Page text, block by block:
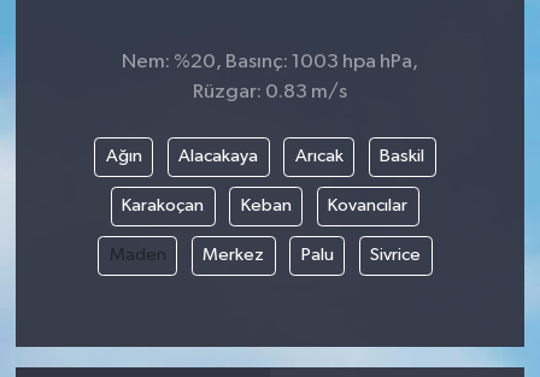
Nem: %20, Basınç: 1003 hpa hPa,
Rüzgar: 0.83 m/s
Ağın Alacakaya Arıcak Baskil
Karakoçan Keban Kovancılar
Maden Merkez Palu Sivrice